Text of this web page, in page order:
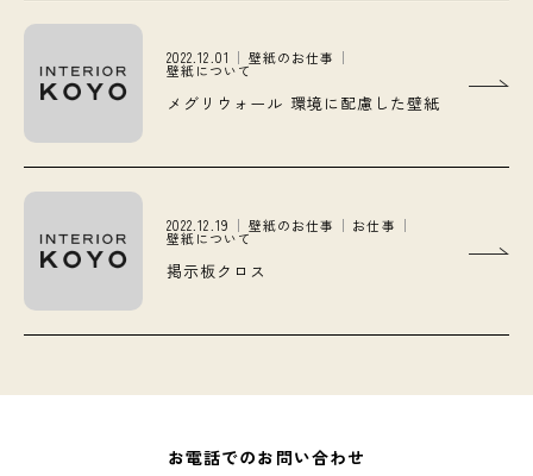
2022.12.01 壁紙のお仕事
壁紙について
メグリウォール 環境に配慮した壁紙
2022.12.19 壁紙のお仕事 お仕事
壁紙について
掲示板クロス
お電話でのお問い合わせ